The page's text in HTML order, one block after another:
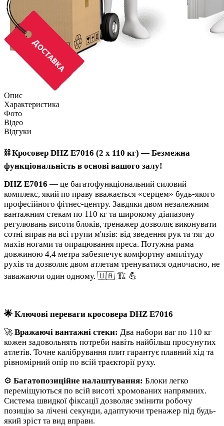
Опис
Характеристика
Фото
Відео
Відгуки
⛓️ Кросовер DHZ E7016 (2 х 110 кг) — Безмежна
функціональність в основі вашого залу!
DHZ E7016 — це багатофункціональний силовий
комплекс, який по праву вважається «серцем» будь-якого
професійного фітнес-центру. Завдяки двом незалежним
вантажним стекам по 110 кг та широкому діапазону
регулювань висоти блоків, тренажер дозволяє виконувати
сотні вправ на всі групи м'язів: від зведення рук та тяг до
махів ногами та опрацювання преса. Потужна рама
довжиною 4,4 метра забезпечує комфортну амплітуду
рухів та дозволяє двом атлетам тренуватися одночасно, не
заважаючи один одному. 🇺🇦 🏗️ 💪
🌟 Ключові переваги кросовера DHZ E7016
🚀Вражаючі вантажні стеки: Два набори ваг по 110 кг
кожен задовольнять потреби навіть найбільш просунутих
атлетів. Точне калібрування плит гарантує плавний хід та
рівномірний опір по всій траєкторії руху.
⚙️ Багатопозиційне налаштування: Блоки легко
переміщуються по всій висоті хромованих напрямних.
Система швидкої фіксації дозволяє змінити робочу
позицію за лічені секунди, адаптуючи тренажер під будь-
який зріст та вид вправи.